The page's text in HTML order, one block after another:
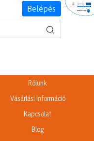
Belépés
Rólunk
Vásárlási információ
Kapcsolat
Blog
termékeink